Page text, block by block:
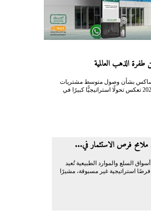
الذهب العالمية
ساكس بشأن وصول متوسط مشتريات
البنوك المركزية من الذهب إلى 60 طنًا شهريًّا خلال عام 2026 تعكس تحولًا استراتيجيًّا كبيرًا في
فرص الاستثمار في...
السلع والموارد الطبيعية تُعيد
استراتيجية غير مسبوقة، مشيرًا